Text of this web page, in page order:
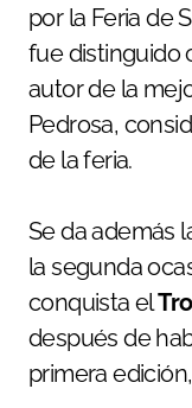
por la Feria de
fue distinguido
autor de la
Pedrosa,
de la feria.
Se da además
la segunda
conquista el
después de
primera